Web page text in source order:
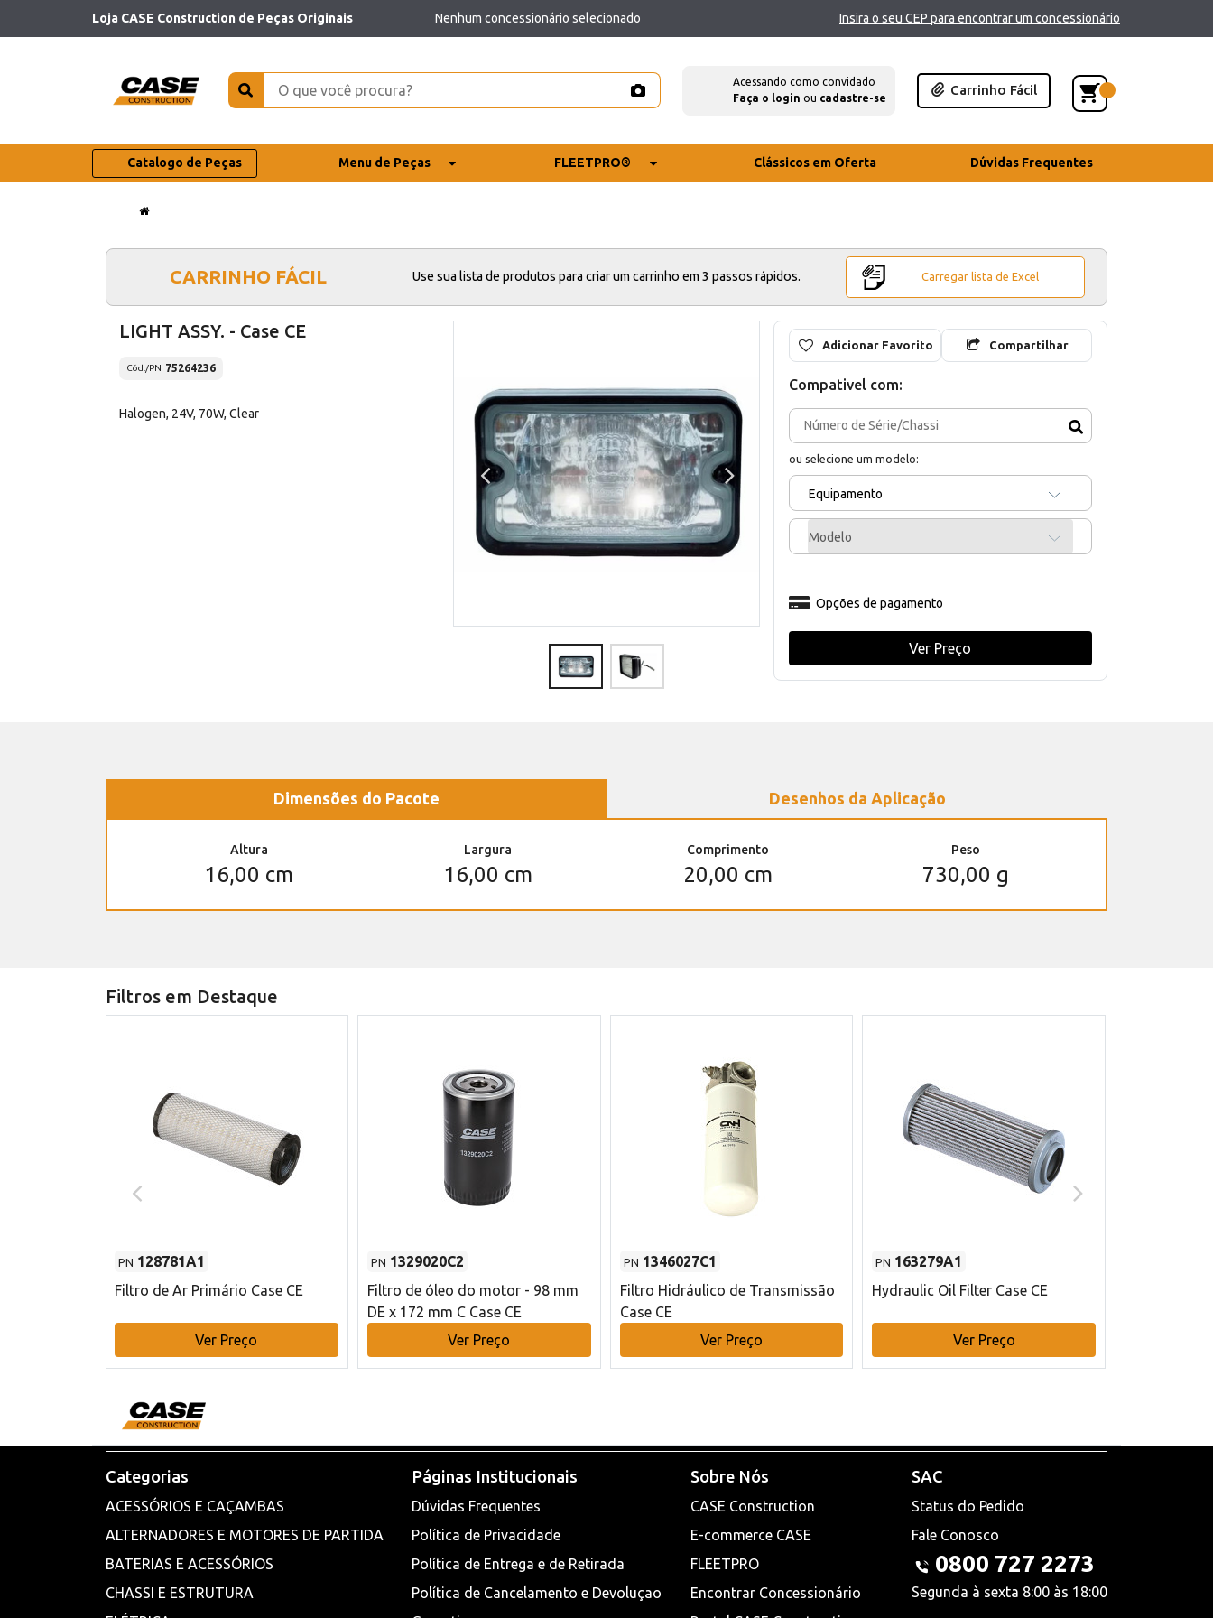
Loja CASE Construction de Peças Originais Nenhum concessionário selecionado Insira o seu CEP para encontrar um concessionário
Acessando como convidado
Faça o login ou cadastre-se
Carrinho Fácil
Catalogo de Peças Menu de Peças FLEETPRO® Clássicos em Oferta Dúvidas Frequentes
CARRINHO FÁCIL Use sua lista de produtos para criar um carrinho em 3 passos rápidos. Carregar lista de Excel
LIGHT ASSY. - Case CE
Cód./PN 75264236
Halogen, 24V, 70W, Clear
Adicionar Favorito Compartilhar
Compativel com:
ou selecione um modelo:
Equipamento
Modelo
Opções de pagamento
Ver Preço
Dimensões do Pacote Desenhos da Aplicação
Altura
16,00 cm
Largura
16,00 cm
Comprimento
20,00 cm
Peso
730,00 g
Filtros em Destaque
PN 128781A1
Filtro de Ar Primário Case CE
Ver Preço
PN 1329020C2
Filtro de óleo do motor - 98 mm
DE x 172 mm C Case CE
Ver Preço
PN 1346027C1
Filtro Hidráulico de Transmissão
Case CE
Ver Preço
PN 163279A1
Hydraulic Oil Filter Case CE
Ver Preço
Categorias
ACESSÓRIOS E CAÇAMBAS
ALTERNADORES E MOTORES DE PARTIDA
BATERIAS E ACESSÓRIOS
CHASSI E ESTRUTURA
Páginas Institucionais
Dúvidas Frequentes
Política de Privacidade
Política de Entrega e de Retirada
Política de Cancelamento e Devoluçao
Sobre Nós
CASE Construction
E-commerce CASE
FLEETPRO
Encontrar Concessionário
SAC
Status do Pedido
Fale Conosco
0800 727 2273
Segunda à sexta 8:00 às 18:00